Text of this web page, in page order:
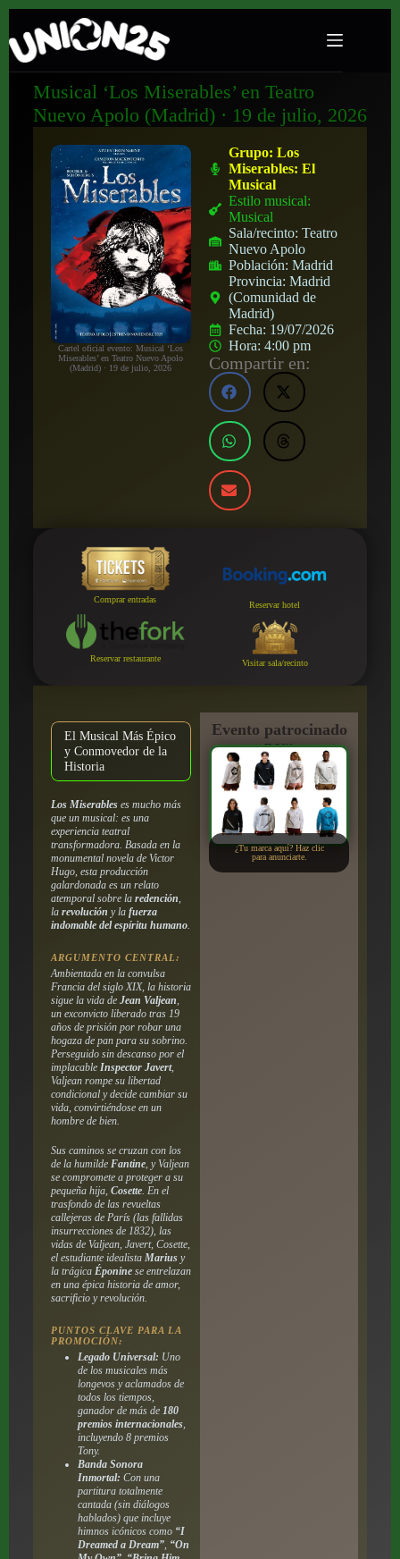
Musical ‘Los Miserables’ en Teatro
Nuevo Apolo (Madrid) · 19 de julio, 2026
Cartel oficial evento: Musical ‘Los
Miserables’ en Teatro Nuevo Apolo
(Madrid) · 19 de julio, 2026
Grupo:Los
Miserables: El
Musical
Estilo musical:
Musical
Sala/recinto:Teatro
Nuevo Apolo
Población:Madrid
Provincia:Madrid
(Comunidad de
Madrid)
Fecha: 19/07/2026
Hora:4:00 pm
Compartir en:
Comprar entradas
Reservar hotel
Reservar restaurante Visitar sala/recinto
El Musical Más Épico
y Conmovedor de la
Historia
Los Miserableses mucho más
que un musical: es una
experiencia teatral
transformadora. Basada en la
monumental novela de Victor
Hugo, esta producción
galardonada es un relato
atemporal sobre la redención,
la revolución y la fuerza
indomable del espíritu humano.
ARGUMENTO CENTRAL:
Ambientada en la convulsa
Francia del siglo XIX, la historia
sigue la vida de Jean Valjean,
un exconvicto liberado tras 19
años de prisión por robar una
hogaza de pan para su sobrino.
Perseguido sin descanso por el
implacable Inspector Javert,
Valjean rompe su libertad
condicional y decide cambiar su
vida, convirtiéndose en un
hombre de bien.
Sus caminos se cruzan con los
de la humilde Fantine, y Valjean
se compromete a proteger a su
pequeña hija, Cosette. En el
trasfondo de las revueltas
callejeras de París (las fallidas
insurrecciones de 1832), las
vidas de Valjean, Javert, Cosette,
el estudiante idealista Mariusy
la trágica Époninese entrelazan
en una épica historia de amor,
sacrificio y revolución.
PUNTOS CLAVE PARA LA
PROMOCIÓN:
Legado Universal: Uno
de los musicales más
longevos y aclamados de
todos los tiempos,
ganador de más de 180
premios internacionales,
incluyendo 8 premios
Tony.
Banda Sonora
Inmortal: Con una
partitura totalmente
cantada (sin diálogos
hablados) que incluye
himnos icónicos como “I
Dreamed a Dream”, “On
Evento patrocinado
por:
¿Tu marca aquí? Haz clic
para anunciarte.